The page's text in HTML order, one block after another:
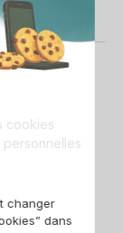
cookies
personnelles